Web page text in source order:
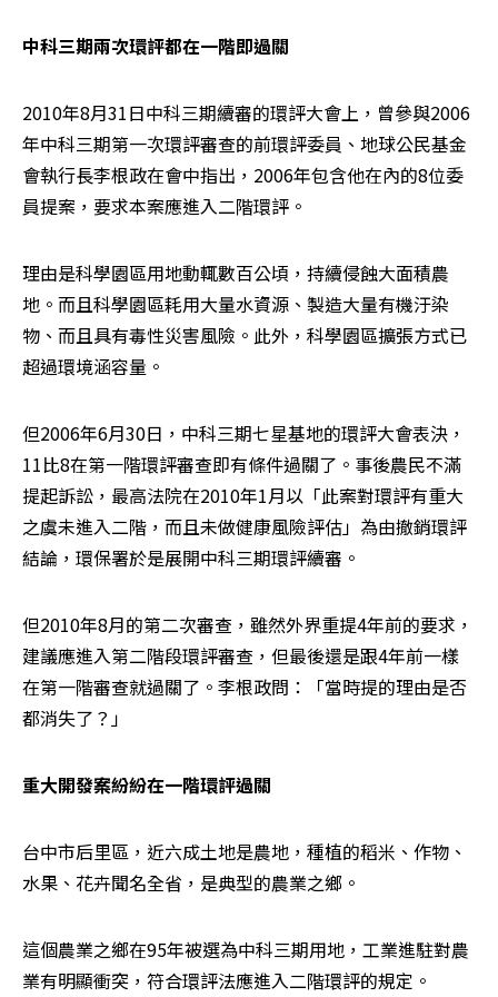
中科三期兩次環評都在一階即過關
2010年8月31日中科三期續審的環評大會上，曾參與2006
年中科三期第一次環評審查的前環評委員、地球公民基金
會執行長李根政在會中指出，2006年包含他在內的8位委
員提案，要求本案應進入二階環評。
理由是科學園區用地動輒數百公頃，持續侵蝕大面積農
地。而且科學園區耗用大量水資源、製造大量有機汙染
物、而且具有毒性災害風險。此外，科學園區擴張方式已
超過環境涵容量。
但2006年6月30日，中科三期七星基地的環評大會表決，
11比8在第一階環評審查即有條件過關了。事後農民不滿
提起訴訟，最高法院在2010年1月以「此案對環評有重大
之虞未進入二階，而且未做健康風險評估」為由撤銷環評
結論，環保署於是展開中科三期環評續審。
但2010年8月的第二次審查，雖然外界重提4年前的要求，
建議應進入第二階段環評審查，但最後還是跟4年前一樣
在第一階審查就過關了。李根政問：「當時提的理由是否
都消失了？」
重大開發案紛紛在一階環評過關
台中市后里區，近六成土地是農地，種植的稻米、作物、
水果、花卉聞名全省，是典型的農業之鄉。
這個農業之鄉在95年被選為中科三期用地，工業進駐對農
業有明顯衝突，符合環評法應進入二階環評的規定。